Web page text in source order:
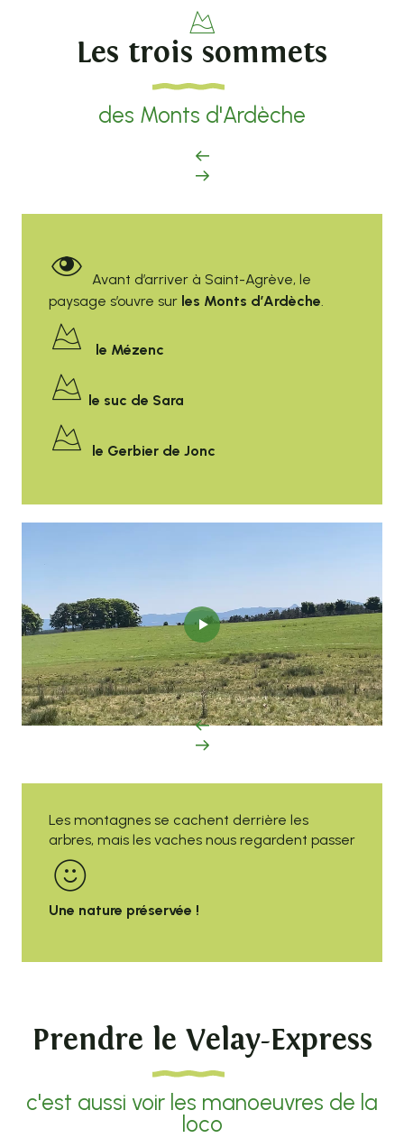
Les trois sommets
des Monts d'Ardèche
Avant d’arriver à Saint-Agrève, le
paysage s’ouvre sur les Monts d’Ardèche.
le Mézenc
le suc de Sara
le Gerbier de Jonc
Les montagnes se cachent derrière les
arbres, mais les vaches nous regardent passer
Une nature préservée !
Prendre le Velay-Express
c'est aussi voir les manoeuvres de la
loco